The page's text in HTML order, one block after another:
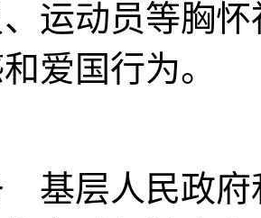
运动员等胸
爱国行为。
基层人民政府